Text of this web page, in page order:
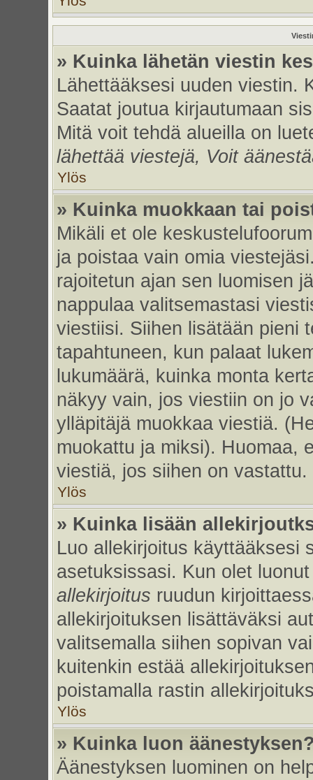
» Kuinka lähetän viestin
Lähettääksesi uuden viestin.
Saatat joutua kirjautumaan
Mitä voit tehdä alueilla on
lähettää viestejä, Voit
Ylös
» Kuinka muokkaan tai
Mikäli et ole
ja poistaa vain omia
rajoitetun ajan sen luomisen
nappulaa valitsemastasi
viestiisi. Siihen lisätään pieni
tapahtuneen, kun palaat
lukumäärä, kuinka monta
näkyy vain, jos viestiin on jo
ylläpitäjä muokkaa viestiä.
muokattu ja miksi). Huomaa,
viestiä, jos siihen on vastattu.
Ylös
» Kuinka lisään
Luo allekirjoitus käyttääksesi
asetuksissasi. Kun olet
allekirjoitus ruudun
allekirjoituksen lisättäväksi
valitsemalla siihen sopivan
kuitenkin estää
poistamalla rastin
Ylös
» Kuinka luon
Äänestyksen luominen on